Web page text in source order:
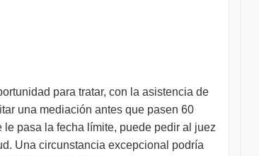
para tratar, con la asistencia de
una mediación antes que pasen 60
pasa la fecha límite, puede pedir al juez
Una circunstancia excepcional podría